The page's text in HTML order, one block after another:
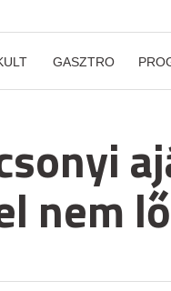
GASZTRO
nem